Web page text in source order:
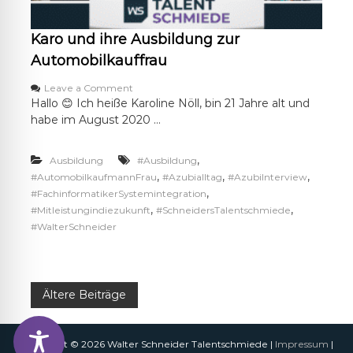
Karo und ihre Ausbildung zur
Automobilkauffrau
Leave a Commento
n
K
u
d
i
u
l
Hallo 😊 Ich heiße Karoline Nöll, bin 21 Jahre alt und
habe im August 2020 …
Ausbildung #Ausbildung,
#AutomobilkaufmannFrau, #Azubialltag, #AzubiInterview,
#FachinformatikerSystemintegration,
#Mitleistungindiezukunft, #SchneidersTalentschmiede,
#WalterSchneider
B
e
Ältere Beiträge
Copyright © 2026 Walter Schneider Talentschmiede | Impressum |